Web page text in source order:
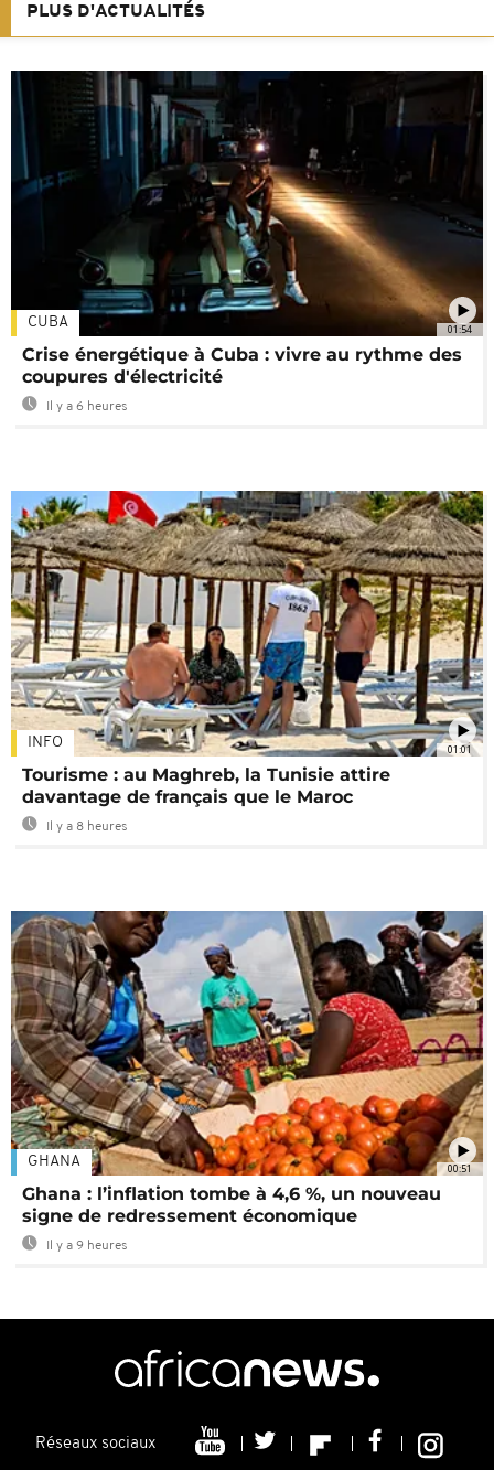
PLUS D'ACTUALITÉS
01:54
CUBA
Crise énergétique à Cuba : vivre au rythme des
coupures d'électricité
Il y a 6 heures
01:01
INFO
Tourisme : au Maghreb, la Tunisie attire
davantage de français que le Maroc
Il y a 8 heures
00:51
GHANA
Ghana : l’inflation tombe à 4,6 %, un nouveau
signe de redressement économique
Il y a 9 heures
Réseaux sociaux